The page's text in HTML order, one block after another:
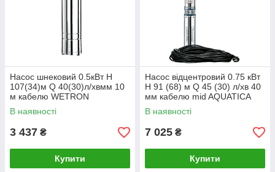
Насос шнековий 0.5кВт H
107(34)м Q 40(30)л/хвмм 10
м кабелю WETRON
4QGDMw1.8-50-0.5 (778232)
В наявності
3 437 ₴
Купити
Насос відцентровий 0.75 кВт
H 91 (68) м Q 45 (30) л/хв 40
мм кабелю mid AQUATICA
(778403)
В наявності
7 025 ₴
Купити